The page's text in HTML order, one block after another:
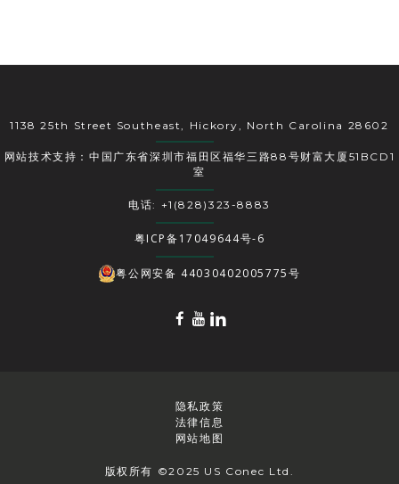
1138 25th Street Southeast, Hickory, North Carolina 28602
网站技术支持：中国广东省深圳市福田区福华三路88号财富大厦51BCD1
室
电话: +1(828)323-8883
粤ICP备17049644号-6
粤公网安备 44030402005775号
版权所有 ©2025 US Conec Ltd.
隐私政策
法律信息
网站地图